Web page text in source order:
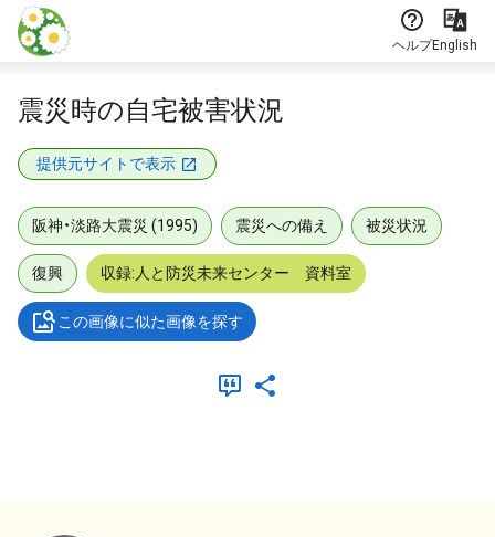
本文に飛ぶ
ヘルプEnglish
震災時の自宅被害状況
提供元サイトで表示
阪神・淡路大震災 (1995) 震災への備え 被災状況
復興 収録:人と防災未来センター 資料室
この画像に似た画像を探す